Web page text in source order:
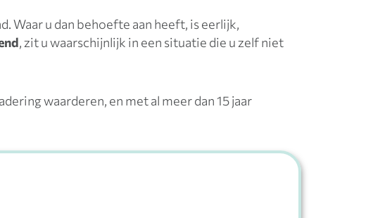
Waar u dan behoefte aan heeft, is eerlijk,
, zit u waarschijnlijk in een situatie die u zelf niet
waarderen, en met al meer dan 15 jaar